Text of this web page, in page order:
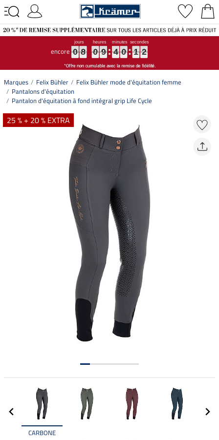
encore 0
0
0
0 8
8
8
8 0
0
0
0 9
9
9
9 4
4
4
4 0
0
0
0 1
1
1
1 1
2
1
2
Marques Felix Bühler
Felix Bühler mode d'équitation femme
Pantalons d'équitation
Pantalon d'équitation à fond intégral grip Life Cycle
25 % + 20 % EXTRA
CARBONE